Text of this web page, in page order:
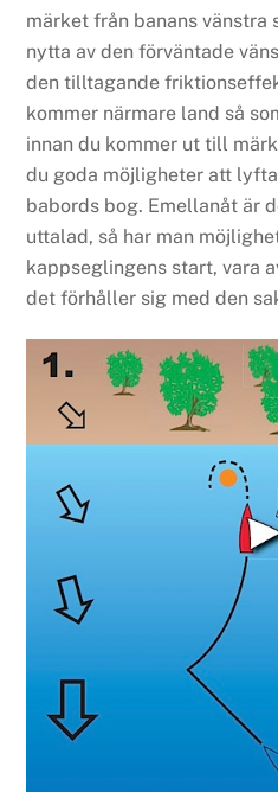
märket från banans vänstra
nytta av den förväntade
den tilltagande
kommer närmare land så
innan du kommer ut till
du goda möjligheter att
babords bog. Emellanåt är
uttalad, så har man
kappseglingens start, vara
det förhåller sig med den